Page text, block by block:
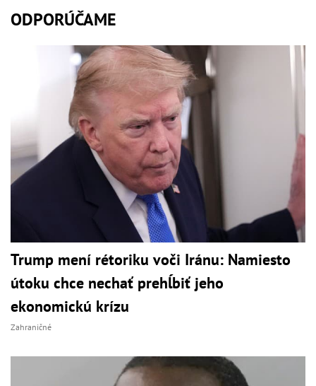
ODPORÚČAME
Trump mení rétoriku voči Iránu: Namiesto
útoku chce nechať prehĺbiť jeho
ekonomickú krízu
Zahraničné